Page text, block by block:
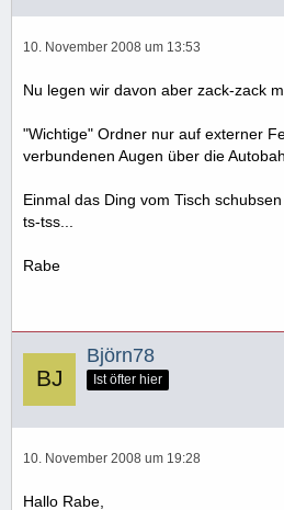
10. November 2008 um 13:53
Nu legen wir davon aber zack-zack
"Wichtige" Ordner nur auf externer
verbundenen Augen über die
Einmal das Ding vom Tisch schubsen
ts-tss...
Rabe
Björn78
Ist öfter hier
10. November 2008 um 19:28
Hallo Rabe,